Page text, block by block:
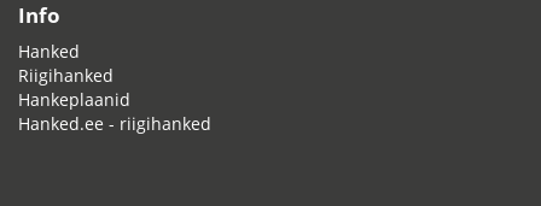
Info
Hanked
Riigihanked
Hankeplaanid
Hanked.ee - riigihanked